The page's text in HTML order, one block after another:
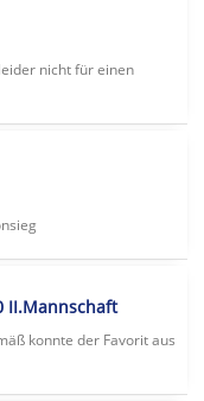
nicht für einen
II.Mannschaft
konnte der Favorit aus